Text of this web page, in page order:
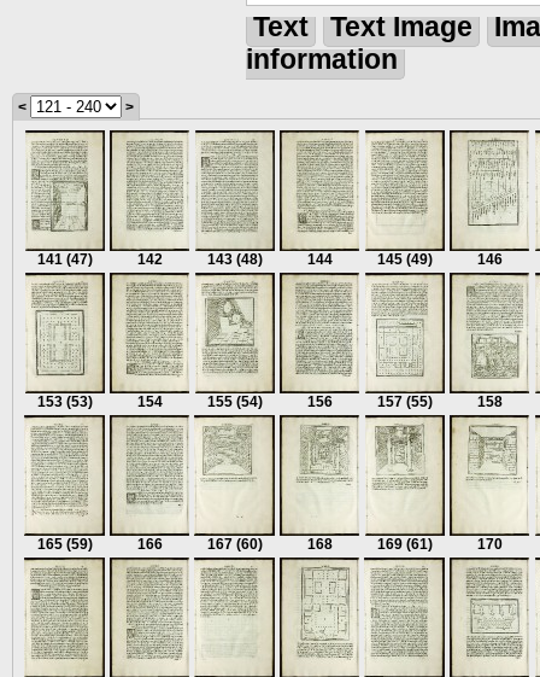
Text Text Image
information
< >
141 (47) 142 143 (48) 144 145 (49) 146
153 (53) 154 155 (54) 156 157 (55) 158
165 (59) 166 167 (60) 168 169 (61) 170